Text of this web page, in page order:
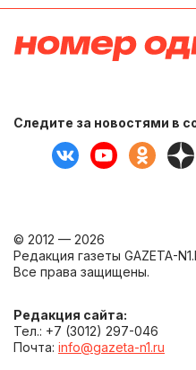
Следите за новостями в
© 2012 — 2026
Редакция газеты GAZETA-
Все права защищены.
Редакция сайта:
Тел.: +7 (3012) 297-046
Почта: info@gazeta-n1.ru